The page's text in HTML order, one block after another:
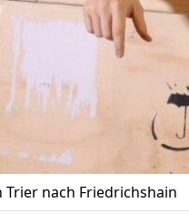
Trier nach Friedrichshain